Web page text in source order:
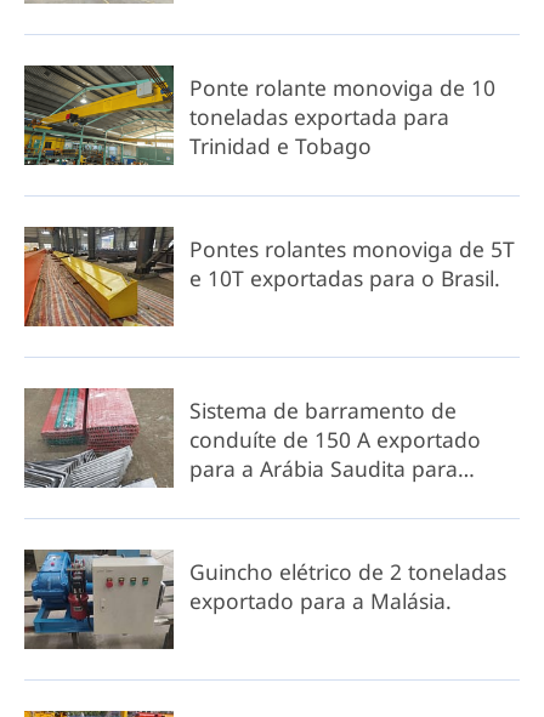
Ponte rolante monoviga de 10
toneladas exportada para
Trinidad e Tobago
Pontes rolantes monoviga de 5T
e 10T exportadas para o Brasil.
Sistema de barramento de
conduíte de 150 A exportado
para a Arábia Saudita para
de guindastes industriais.
Guincho elétrico de 2 toneladas
exportado para a Malásia.